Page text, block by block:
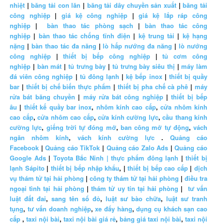
nhiệt |băng tải con lăn | băng tải dây chuyền sản xuất |băng tải
công nghiệp|giá kệ công nghiệp |giá kệ lắp ráp công
nghiệp |bàn thao tác phòng sạch | bàn thao tác công
nghiệp | bàn thao tác chống tĩnh điện | kệ trung tải | kệ hạng
nặng | bàn thao tác đa năng |lò hấp nướng đa năng |lò nướng
công nghiệp|thiết bị bếp công nghiệp|tủ cơm công
nghiệp | bàn mát | tủ trưng bày | tủ trưng bày siêu thị |máy làm
đá viên công nghiệp | tủ đông lạnh |kệ bếp inox| thiết bị quầy
bar | thiết bị chế biến thực phẩm | thiết bị pha chế cà phê | máy
rửa bát băng chuyền | máy rửa bát công nghiệp|thiết bị bếp
âu | thiết kế quầy bar inox, nhôm kính cao cấp,cửa nhôm kính
cao cấp, cửa nhôm cao cấp, cửa kính cường lực, cầu thang kính
cường lực, giếng trời tự đóng mở, ban công mở tự động, vách
ngăn nhôm kính, vách kính cường lực . Quảng cáo
Facebook |Quảng cáo TikTok | Quảng cáo Zalo Ads |Quảng cáo
Google Ads| Toyota Bắc Ninh | thực phẩm đông lạnh |thiết bị
lạnh Sápito | thiết bị bếp nhập khẩu, |thiết bị bếp cao cấp|dịch
vụ thám tử tại hải phòng | công ty thám tử tại hải phòng | điều tra
ngoại tình tại hải phòng |thám tử uy tín tại hải phòng | tư vấn
luật đất đai, sang tên sổ đỏ, luật sư bào chữa, luật sư tranh
tụng, tư vấn doanh nghiệp,xe đẩy hàng,dụng cụ khách sạn cao
cấp , taxi nội bài, taxi nội bài giá rẻ, bảng giá taxi nội bài, taxi nội